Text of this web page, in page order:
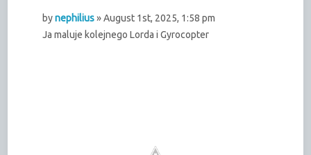
bynephilius» August 1st, 2025, 1:58 pm
Ja maluje kolejnego Lorda i Gyrocopter